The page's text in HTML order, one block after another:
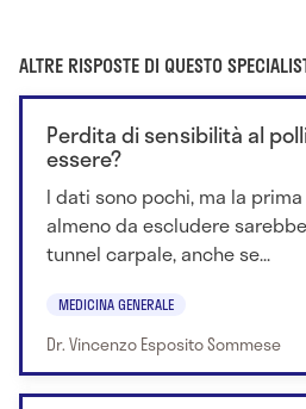
ALTRE RISPOSTE DI QUESTO
Perdita di sensibilità al
essere?
I dati sono pochi, ma la
almeno da escludere
tunnel carpale, anche se...
MEDICINA GENERALE
Dr. Vincenzo Esposito Sommese